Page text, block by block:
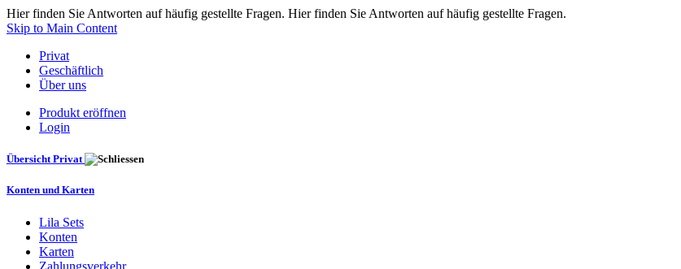
Hier finden Sie Antworten auf häufig gestellte Fragen. Hier finden Sie Antworten auf häufig gestellte Fragen.
Skip to Main Content
Privat
Geschäftlich
Über uns
Produkt eröffnen
Login
Übersicht Privat
Konten und Karten
Lila Sets
Konten
Karten
Zahlungsverkehr